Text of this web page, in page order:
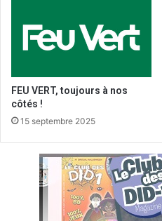
FEU VERT, toujours à nos
côtés !
15 septembre 2025